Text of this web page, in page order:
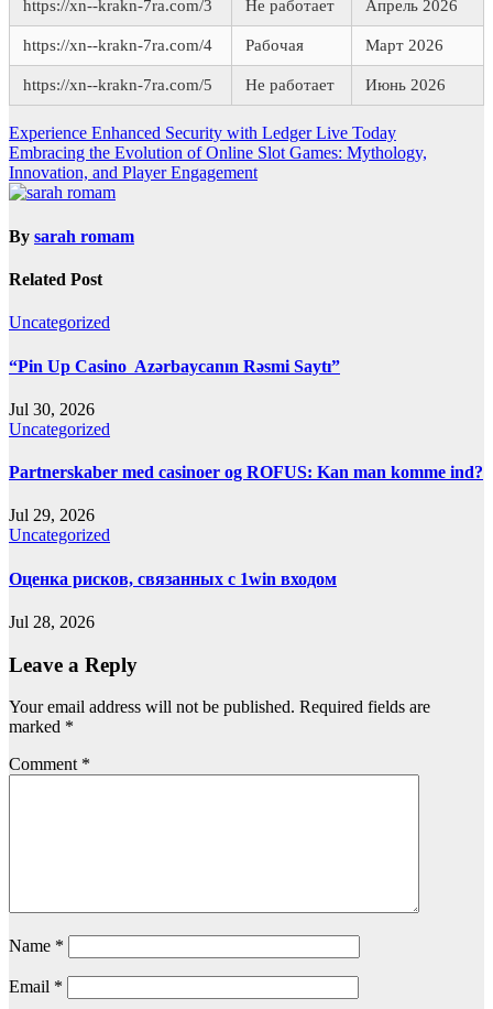
https://xn--krakn-7ra.com/3 Не работает Апрель 2026
https://xn--krakn-7ra.com/4 Рабочая Март 2026
https://xn--krakn-7ra.com/5 Не работает Июнь 2026
Post
navigation
Experience Enhanced Security with Ledger Live Today
Embracing the Evolution of Online Slot Games: Mythology,
Innovation, and Player Engagement
By sarah romam
Related Post
Uncategorized
“Pin Up Casino ️ Azərbaycanın Rəsmi Saytı”
Jul 30, 2026
Uncategorized
Partnerskaber med casinoer og ROFUS: Kan man komme ind?
Jul 29, 2026
Uncategorized
Оценка рисков, связанных с 1win входом
Jul 28, 2026
Leave a Reply
Your email address will not be published. Required fields are
marked *
Comment *
Name *
Email *